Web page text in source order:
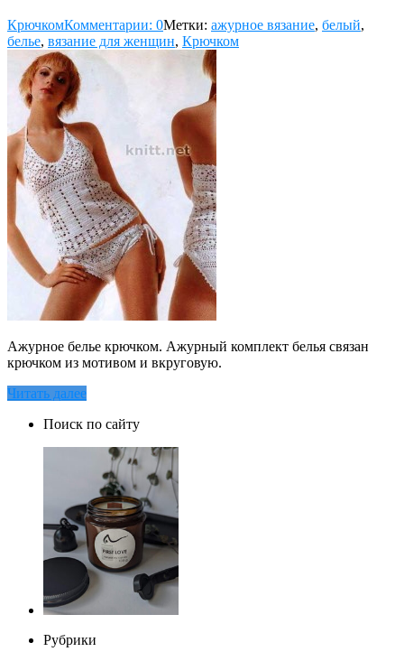
КрючкомКомментарии: 0Метки: ажурное вязание, белый,
белье, вязание для женщин, Крючком
Ажурное белье крючком. Ажурный комплект белья связан
крючком из мотивом и вкруговую.
Читать далее
Поиск по сайту
Рубрики